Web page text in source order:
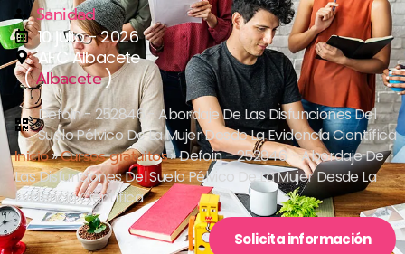
Sanidad
10 julio - 2026
AFC Albacete
(Albacete)
Defoin - 252846 - Abordaje De Las Disfunciones Del
Suelo Pélvico De La Mujer Desde La Evidencia Científica
Inicio»Cursos gratuitos»Defoin – 252846 – Abordaje De
Las Disfunciones Del Suelo Pélvico De La Mujer Desde La
Evidencia Científica
Solicita información